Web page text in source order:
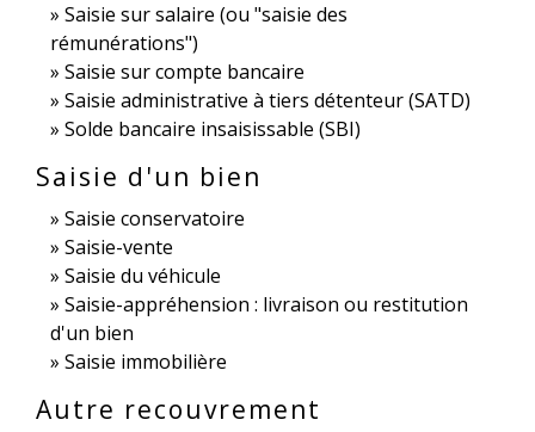
Saisie sur salaire (ou "saisie des
rémunérations")
Saisie sur compte bancaire
Saisie administrative à tiers détenteur (SATD)
Solde bancaire insaisissable (SBI)
Saisie d'un bien
Saisie conservatoire
Saisie-vente
Saisie du véhicule
Saisie-appréhension : livraison ou restitution
d'un bien
Saisie immobilière
Autre recouvrement